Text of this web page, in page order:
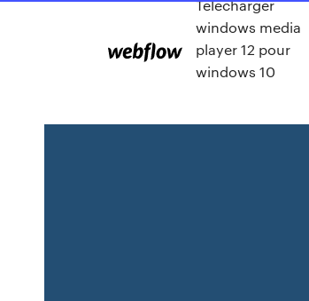
Telecharger
windows media
player 12 pour
windows 10